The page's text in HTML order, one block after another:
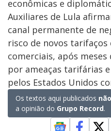
econômicas e
Auxiliares de Lula
canal permanente de
risco de novos tarifaços
comerciais, após
por ameaças tarifárias
pelos Estados Unidos
Os textos aqui publicados
a opinião do Grupo Record.